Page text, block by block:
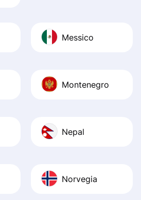
Messico
Montenegro
Nepal
Norvegia